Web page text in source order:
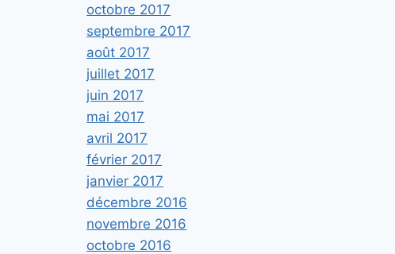
octobre 2017
septembre 2017
août 2017
juillet 2017
juin 2017
mai 2017
avril 2017
février 2017
janvier 2017
décembre 2016
novembre 2016
octobre 2016